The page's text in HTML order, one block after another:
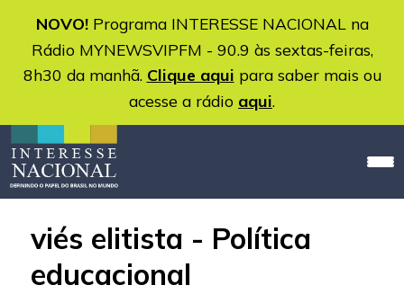
NOVO!Programa INTERESSE NACIONAL na
Rádio MYNEWSVIPFM - 90.9 às sextas-feiras,
8h30 da manhã. Clique aqui para saber mais ou
acesse a rádio aqui.
viés elitista - Política
educacional